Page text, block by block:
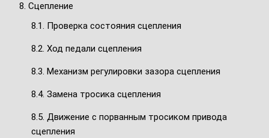
8. Сцепление
8.1. Проверка состояния сцепления
8.2. Ход педали сцепления
8.3. Механизм регулировки зазора сцепления
8.4. Замена тросика сцепления
8.5. Движение с порванным тросиком привода
сцепления